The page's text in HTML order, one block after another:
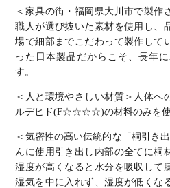
＜家具の街・福岡県大川市で製作
職人が選び抜いた素材を使用し、
場で細部までこだわって製作して
った日本製品だからこそ、長年
す。
＜人と環境やさしい材質＞ 人体へ
ルデヒド(F☆☆☆☆)の材料のみを使
＜気密性の高い伝統的な「桐引き
んに使用 引き出し内部の全てに桐
湿度が高くなると水分を吸収して
湿気を中に入れず、湿度が低くな